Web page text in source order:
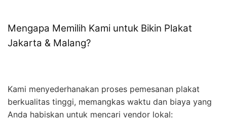
Mengapa Memilih Kami untuk Bikin Plakat
Jakarta & Malang?
Kami menyederhanakan proses pemesanan plakat
berkualitas tinggi, memangkas waktu dan biaya yang
Anda habiskan untuk mencari vendor lokal: